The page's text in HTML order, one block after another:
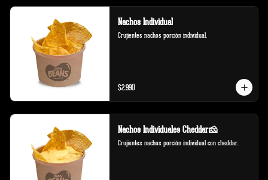
Nachos Individual
Crujientes nachos porción individual.
$2.990
Nachos Individuales Cheddar🧀
Crujientes nachos porción individual con cheddar.